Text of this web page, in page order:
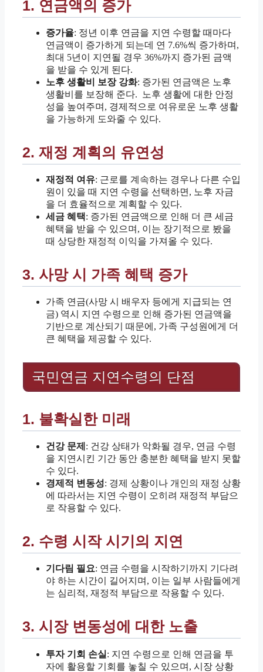
1. 연금액의 증가
증가율: 정년 이후 연금을 지연 수령할 때마다
연금액이 증가하게 되는데 연 7.6%씩 증가하며,
최대 5년이 지연될 경우 36%까지 증가된 금액
을 받을 수 있게 된다.
노후 생활비 보장 강화: 증가된 연금액은 노후
생활비를 보장해 준다. 노후 생활에 대한 안정
성을 높여주며, 경제적으로 여유로운 노후 생활
을 가능하게 도와줄 수 있다.
2. 재정 계획의 유연성
재정적 여유: 근로를 계속하는 경우나 다른 수입
원이 있을 때 지연 수령을 선택하면, 노후 자금
을 더 효율적으로 계획할 수 있다.
세금 혜택: 증가된 연금액으로 인해 더 큰 세금
혜택을 받을 수 있으며, 이는 장기적으로 봤을
때 상당한 재정적 이익을 가져올 수 있다.
3. 사망 시 가족 혜택 증가
가족 연금(사망 시 배우자 등에게 지급되는 연
금) 역시 지연 수령으로 인해 증가된 연금액을
기반으로 계산되기 때문에, 가족 구성원에게 더
큰 혜택을 제공할 수 있다.
국민연금 지연수령의 단점
1. 불확실한 미래
건강 문제 : 건강 상태가 악화될 경우, 연금 수령
을 지연시킨 기간 동안 충분한 혜택을 받지 못할
수 있다.
경제적 변동성: 경제 상황이나 개인의 재정 상황
에 따라서는 지연 수령이 오히려 재정적 부담으
로 작용할 수 있다.
2. 수령 시작 시기의 지연
기다림 필요: 연금 수령을 시작하기까지 기다려
야 하는 시간이 길어지며, 이는 일부 사람들에게
는 심리적, 재정적 부담으로 작용할 수 있다.
3. 시장 변동성에 대한 노출
투자 기회 손실 : 지연 수령으로 인해 연금을 투
자에 활용할 기회를 놓칠 수 있으며, 시장 상황